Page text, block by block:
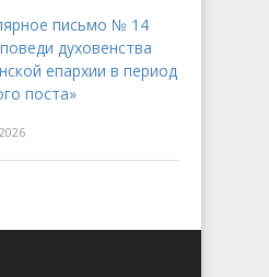
письмо № 14
духовенства
епархии в период
поста»